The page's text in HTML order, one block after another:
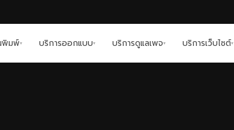
พิมพ์▾ บริการออกแบบ▾ บริการดูแลเพจ▾ บริการเว็บไซต์▾